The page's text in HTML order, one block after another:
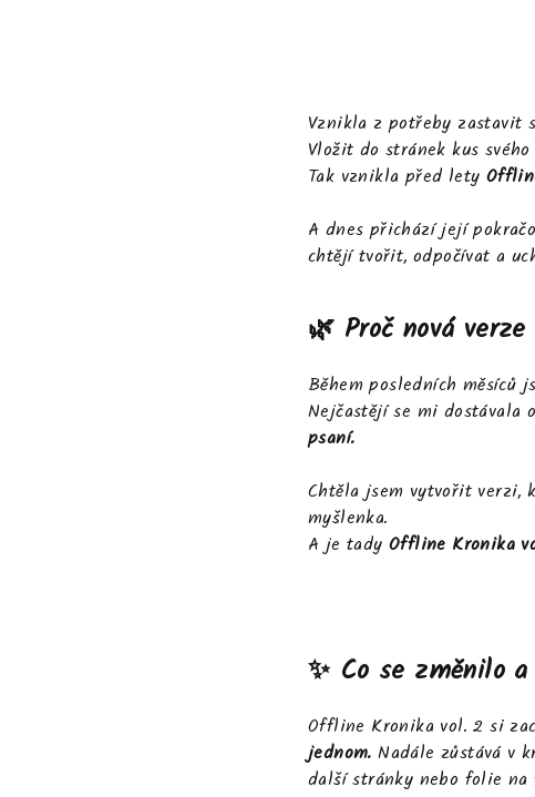
Vznikla z potřeby zastavit
Vložit do stránek kus
Tak vznikla před lety
A dnes přichází její
chtějí tvořit, odpočívat a
🌿 Proč nová
Během posledních měsíců
Nejčastějí se mi dostávala
psaní.
Chtěla jsem vytvořit verzi,
myšlenka.
A je tady Offline Kronika
✨ Co se změnilo
Offline Kronika vol. 2 si
jednom.Nadále zůstává v
další stránky nebo folie na